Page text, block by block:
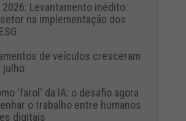
2026: Levantamento inédito
na implementação dos
de veículos cresceram
julho
'farol' da IA: o desafio agora
o trabalho entre humanos
digitais